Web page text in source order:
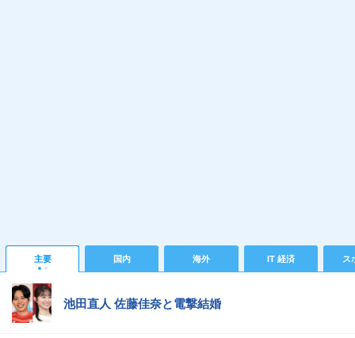
主要 国内 海外 IT 経済 ス
池田直人 佐藤佳奈と電撃結婚